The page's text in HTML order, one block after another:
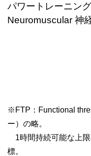
パワートレーニン
Neuromuscular 神
※FTP：Functional
ー）の略。
1時間持続可能な上
標。